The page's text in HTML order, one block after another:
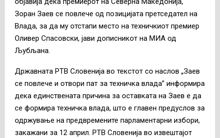
Зоран Заев се повлече од позицијата претседател на
Влада, за да му отстапи место на техничкиот премиер
Оливер Спасовски, јави дописникот на МИА од
Љубљана.
Државната РТВ Словенија во текстот со наслов „Заев
се повлече и отвори пат за техничка влада” информира
дека единствената причина за оставката на Заев е да
се формира техничка влада, што е главен предуслов за
одржување на предвремените парламентарни избори,
закажани за 12 април. РТВ Словенија во извештајот